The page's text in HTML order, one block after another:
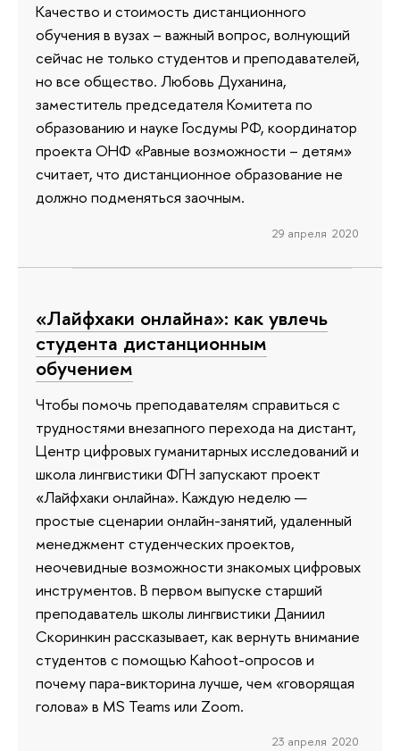
Качество и стоимость дистанционного
обучения в вузах – важный вопрос, волнующий
сейчас не только студентов и преподавателей,
но все общество. Любовь Духанина,
заместитель председателя Комитета по
образованию и науке Госдумы РФ, координатор
проекта ОНФ «Равные возможности – детям»
считает, что дистанционное образование не
должно подменяться заочным.
29 апреля 2020
«Лайфхаки онлайна»: как увлечь
студента дистанционным
обучением
Чтобы помочь преподавателям справиться с
трудностями внезапного перехода на дистант,
Центр цифровых гуманитарных исследований и
школа лингвистики ФГН запускают проект
«Лайфхаки онлайна». Каждую неделю —
простые сценарии онлайн-занятий, удаленный
менеджмент студенческих проектов,
неочевидные возможности знакомых цифровых
инструментов. В первом выпуске старший
преподаватель школы лингвистики Даниил
Скоринкин рассказывает, как вернуть внимание
студентов с помощью Kahoot-опросов и
почему пара-викторина лучше, чем «говорящая
голова» в MS Teams или Zoom.
23 апреля 2020